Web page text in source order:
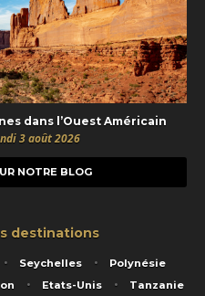
dans l’Ouest Américain
3 août 2026
NOTRE BLOG
destinations
Seychelles
Polynésie
Etats-Unis
Tanzanie